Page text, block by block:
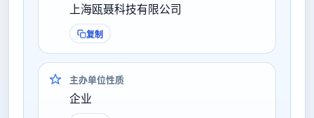
上海瓯聂科技有限公司
复制
主办单位性质
企业